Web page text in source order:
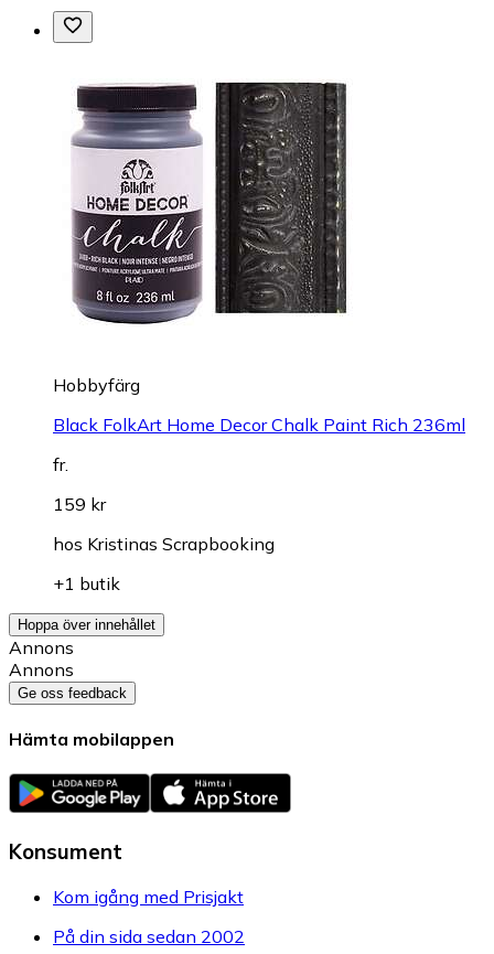
Hobbyfärg
Black FolkArt Home Decor Chalk Paint Rich 236ml
fr.
159 kr
hos Kristinas Scrapbooking
+1 butik
Hoppa över innehållet
Annons
Annons
Ge oss feedback
Hämta mobilappen
Konsument
Kom igång med Prisjakt
På din sida sedan 2002